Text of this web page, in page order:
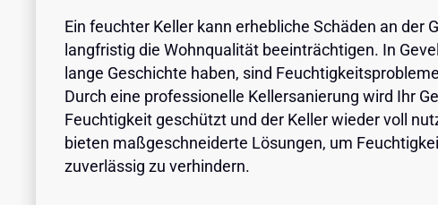
Ein feuchter Keller kann erhebliche Schäden an der
langfristig die Wohnqualität beeinträchtigen. In
lange Geschichte haben, sind
Durch eine professionelle Kellersanierung wird Ihr
Feuchtigkeit geschützt und der Keller wieder voll
bieten maßgeschneiderte Lösungen, um
zuverlässig zu verhindern.